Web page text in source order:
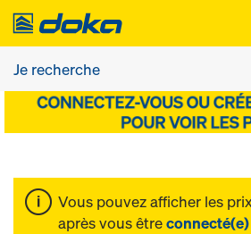
Vous pouvez afficher les
après vous êtreconnecté(e)